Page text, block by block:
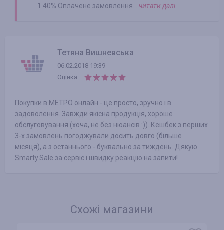
1.40% Оплачене замовлення... читати далі
Тетяна Вишневська
06.02.2018 19:39
Оцінка:
Покупки в МЕТРО онлайн - це просто, зручно і в
задоволення. Завжди якісна продукція, хороше
обслуговування (хоча, не без нюансів :)). Кешбек з перших
3-х замовлень погоджували досить довго (більше
місяця), а з останнього - буквально за тиждень. Дякую
Smarty.Sale за сервіс і швидку реакцію на запити!
Схожі магазини